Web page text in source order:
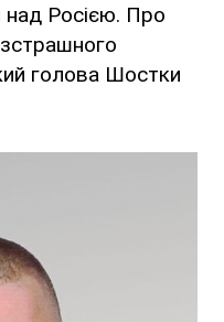
над Росією. Про
голова Шостки